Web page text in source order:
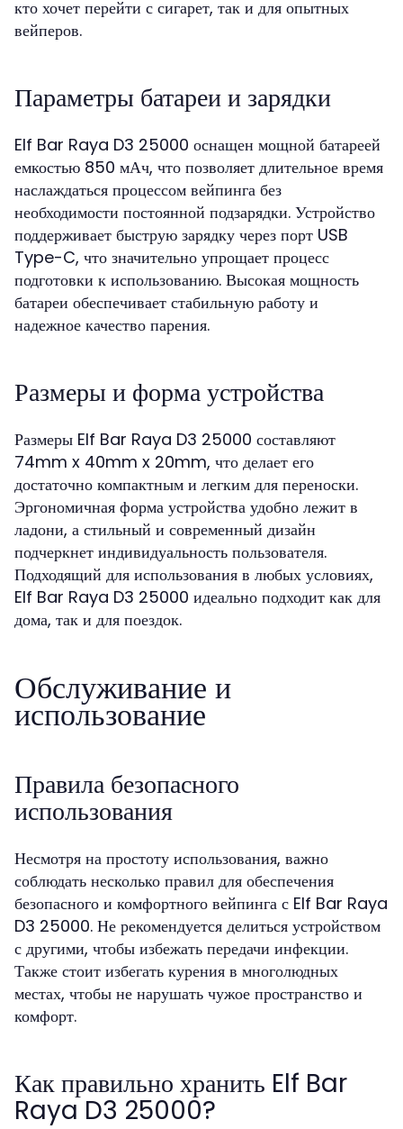
кто хочет перейти с сигарет, так и для опытных
вейперов.
Параметры батареи и зарядки
Elf Bar Raya D3 25000 оснащен мощной батареей
емкостью 850 мАч, что позволяет длительное время
наслаждаться процессом вейпинга без
необходимости постоянной подзарядки. Устройство
поддерживает быструю зарядку через порт USB
Type-C, что значительно упрощает процесс
подготовки к использованию. Высокая мощность
батареи обеспечивает стабильную работу и
надежное качество парения.
Размеры и форма устройства
Размеры Elf Bar Raya D3 25000 составляют
74mm x 40mm x 20mm, что делает его
достаточно компактным и легким для переноски.
Эргономичная форма устройства удобно лежит в
ладони, а стильный и современный дизайн
подчеркнет индивидуальность пользователя.
Подходящий для использования в любых условиях,
Elf Bar Raya D3 25000 идеально подходит как для
дома, так и для поездок.
Обслуживание и
использование
Правила безопасного
использования
Несмотря на простоту использования, важно
соблюдать несколько правил для обеспечения
безопасного и комфортного вейпинга с Elf Bar Raya
D3 25000. Не рекомендуется делиться устройством
с другими, чтобы избежать передачи инфекции.
Также стоит избегать курения в многолюдных
местах, чтобы не нарушать чужое пространство и
комфорт.
Как правильно хранить Elf Bar
Raya D3 25000?